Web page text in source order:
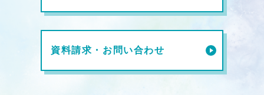
資料請求・お問い合わせ